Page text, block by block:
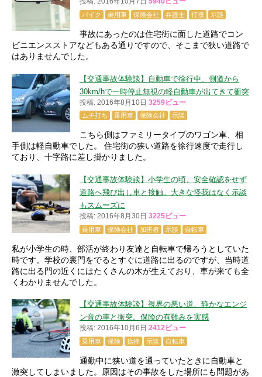
バイク 乗用車 保険会社 弁護士 打撲 示談
事故にあったのは住宅街に面した道路でコン
ビニエンスストアなどもある通りですので、そこまで狭い道路で
はありませんでした。
【交通事故体験談】自動車で徐行中、側道から
30km/hで一時停止無視の軽自動車が出てきて衝突
投稿: 2016年8月10日 3259ビュー
ムチ打ち 乗用車 保険会社 示談
こちら側はファミリータイプのワゴン車、相
手側は軽自動車でした。 住宅街の狭い道路を徐行速度で走行し
ており、十字路に差し掛かりました。
【交通事故体験談】小学生の頃、安全確認をせず
道路へ飛び出し車と接触。大きな怪我はなく示談
もスムーズに
投稿: 2016年8月30日 3225ビュー
乗用車 保険会社 加害者 示談 自転車
私が小学生の時、部活が終わり友達と自転車で帰ろうとしていた
時です。学校の裏門をでるとすぐに道路に出るのですが、当時道
路に出る門の近くにはたくさんの木が生えており、車が来ても全
くわかりませんでした。
【交通事故体験談】視界の悪い道、静かなエンジ
ン音の車と衝突。保険の有難みを実感
投稿: 2016年10月6日 2412ビュー
乗用車 保険 捻挫 示談 自転車
通勤中に狭い道を通っていたときに自動車と
激突してしまいました。原因はその事故をした場所にも問題があ